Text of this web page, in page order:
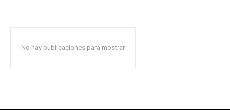
No hay publicaciones para mostrar